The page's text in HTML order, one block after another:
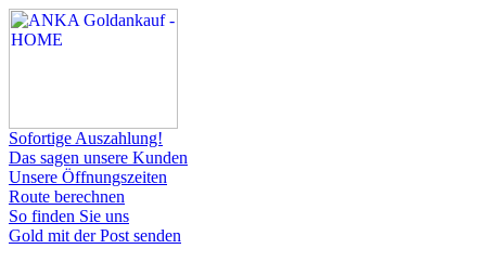
Sofortige Auszahlung!
Das sagen unsere Kunden
Unsere Öffnungszeiten
Route berechnen
So finden Sie uns
Gold mit der Post senden